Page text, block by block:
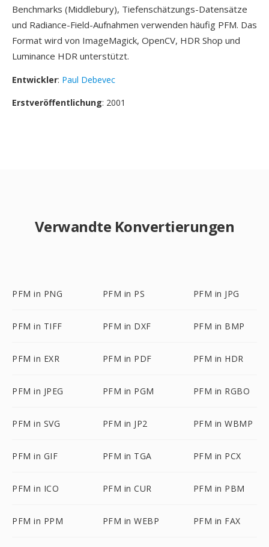
Benchmarks (Middlebury), Tiefenschätzungs-Datensätze
und Radiance-Field-Aufnahmen verwenden häufig PFM. Das
Format wird von ImageMagick, OpenCV, HDR Shop und
Luminance HDR unterstützt.
Entwickler: Paul Debevec
Erstveröffentlichung: 2001
Verwandte Konvertierungen
PFM in PNG PFM in PS PFM in JPG
PFM in TIFF PFM in DXF PFM in BMP
PFM in EXR PFM in PDF PFM in HDR
PFM in JPEG PFM in PGM PFM in RGBO
PFM in SVG PFM in JP2 PFM in WBMP
PFM in GIF PFM in TGA PFM in PCX
PFM in ICO PFM in CUR PFM in PBM
PFM in PPM PFM in WEBP PFM in FAX